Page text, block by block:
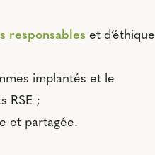
responsables et d’éthique
implantés et le
RSE ;
et partagée.